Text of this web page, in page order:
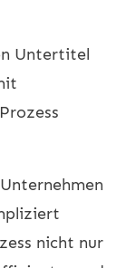
Untertitel
nicht nur